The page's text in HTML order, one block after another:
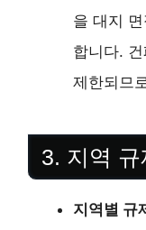
을 대지
합니다.
제한되므
3. 지역
지역별 규